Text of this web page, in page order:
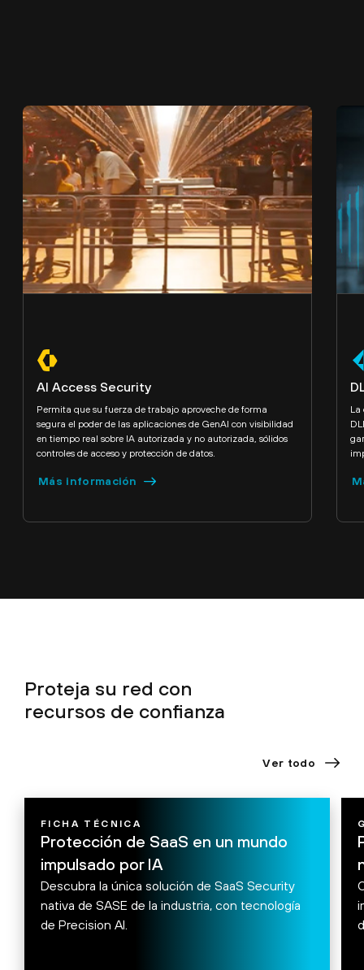
AI Access Security
Permita que su fuerza de trabajo aproveche de forma
segura el poder de las aplicaciones de GenAI con visibilidad
en tiempo real sobre IA autorizada y no autorizada, sólidos
controles de acceso y protección de datos.
Más información
La
Proteja su red con
recursos de confianza
Ver todo
FICHA TÉCNICA
Protección de SaaS en un mundo
impulsado por IA
Descubra la única solución de SaaS Security
nativa de SASE de la industria, con tecnología
de Precision AI.